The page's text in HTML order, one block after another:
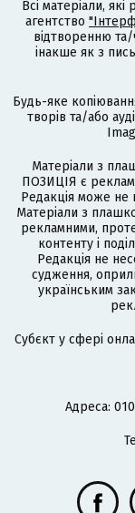
Всі матеріали,
агентство
відтворенню
інакше як з
Будь-яке
творів та/або
Матеріали з
ПОЗИЦІЯ є
Редакція може не
Матеріали з
рекламними,
контенту і
Редакція не
судження,
українським
Cубєкт у сфері
Адреса: